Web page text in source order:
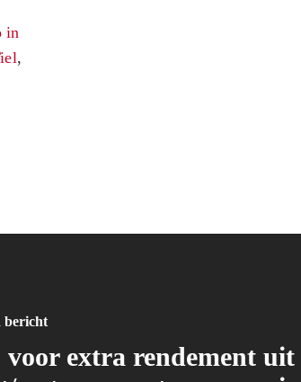
in
,
bericht
voor extra rendement uit